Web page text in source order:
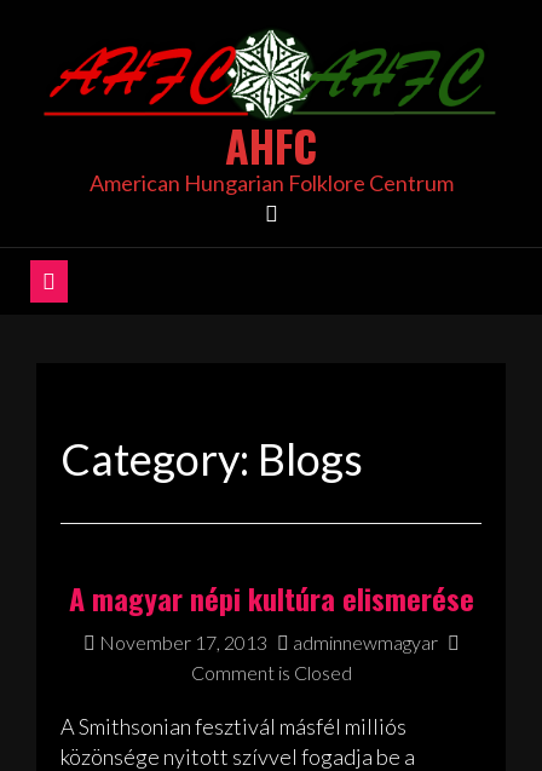
content
AHFC
American Hungarian Folklore Centrum
Category: Blogs
A magyar népi kultúra elismerése
November 17, 2013
adminnewmagyar
Comment is Closed
A Smithsonian fesztivál másfél milliós
közönsége nyitott szívvel fogadja be a